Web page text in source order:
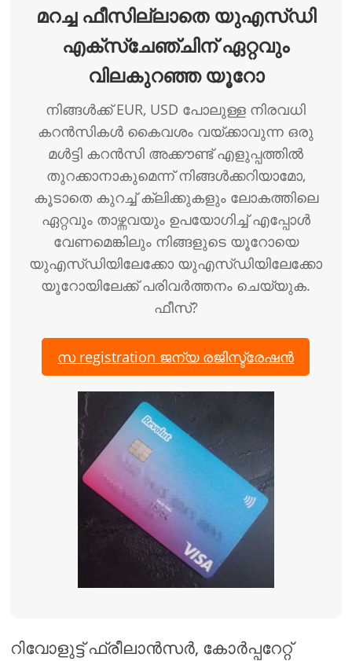
മറച്ച ഫീസില്ലാതെ യുഎസ്ഡി
എക്സ്ചേഞ്ചിന് ഏറ്റവും
വിലകുറഞ്ഞ യൂറോ
നിങ്ങൾക്ക് EUR, USD പോലുള്ള നിരവധി
കറൻസികൾ കൈവശം വയ്ക്കാവുന്ന ഒരു
മൾട്ടി കറൻസി അക്കൗണ്ട് എളുപ്പത്തിൽ
തുറക്കാനാകുമെന്ന് നിങ്ങൾക്കറിയാമോ,
കൂടാതെ കുറച്ച് ക്ലിക്കുകളും ലോകത്തിലെ
ഏറ്റവും താഴ്ന്നവയും ഉപയോഗിച്ച് എപ്പോൾ
വേണമെങ്കിലും നിങ്ങളുടെ യൂറോയെ
യുഎസ്ഡിയിലേക്കോ യുഎസ്ഡിയിലേക്കോ
യൂറോയിലേക്ക് പരിവർത്തനം ചെയ്യുക.
ഫീസ്?
സ registration ജന്യ രജിസ്ട്രേഷൻ
റിവോളുട്ട് ഫ്രീലാൻസർ, കോർപ്പറേറ്റ്